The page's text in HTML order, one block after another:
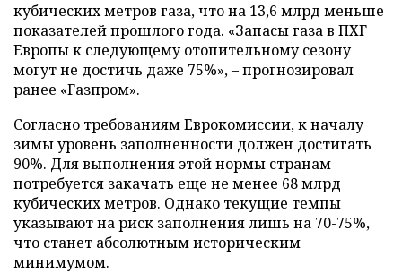
кубических метров газа, что на 13,6 млрд меньше
показателей прошлого года. «Запасы газа в ПХГ
Европы к следующему отопительному сезону
могут не достичь даже 75%», – прогнозировал
ранее «Газпром».
Согласно требованиям Еврокомиссии, к началу
зимы уровень заполненности должен достигать
90%. Для выполнения этой нормы странам
потребуется закачать еще не менее 68 млрд
кубических метров. Однако текущие темпы
указывают на риск заполнения лишь на 70-75%,
что станет абсолютным историческим
минимумом.